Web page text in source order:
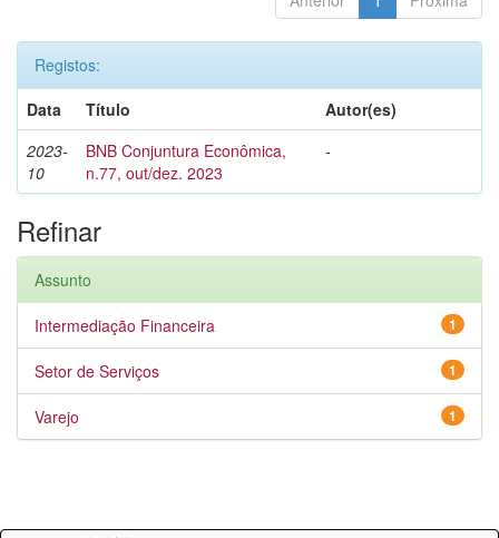
Registos:
Data
Título
Autor(es)
2023-
10
BNB Conjuntura Econômica,
n.77, out/dez. 2023
-
Refinar
Assunto
1
Intermediação Financeira
1
Setor de Serviços
1
Varejo